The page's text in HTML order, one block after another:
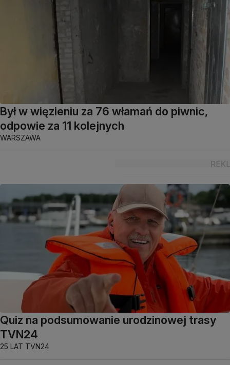
Był w więzieniu za 76 włamań do piwnic,
odpowie za 11 kolejnych
WARSZAWA
Quiz na podsumowanie urodzinowej trasy
TVN24
25 LAT TVN24